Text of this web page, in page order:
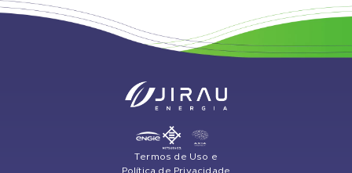
Termos de Uso e
Política de Privacidade